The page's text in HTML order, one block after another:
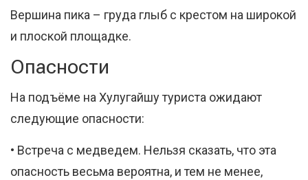
Вершина пика – груда глыб с крестом на широкой
и плоской площадке.
Опасности
На подъёме на Хулугайшу туриста ожидают
следующие опасности:
• Встреча с медведем. Нельзя сказать, что эта
опасность весьма вероятна, и тем не менее,